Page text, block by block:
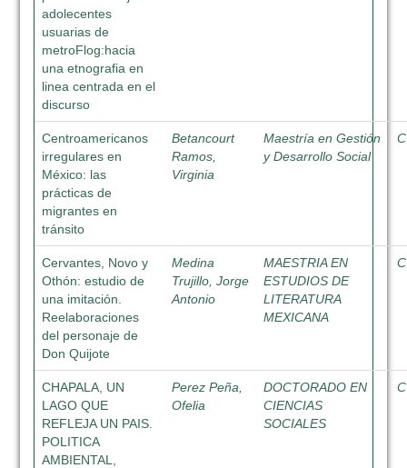
adolecentes
usuarias de
metroFlog:hacia
una etnografia en
linea centrada en el
discurso
Centroamericanos
irregulares en
México: las
prácticas de
migrantes en
tránsito
Betancourt
Ramos,
Virginia
Maestría en Gestión
y Desarrollo Social
Cervantes, Novo y
Othón: estudio de
una imitación.
Reelaboraciones
del personaje de
Don Quijote
Medina
Trujillo, Jorge
Antonio
MAESTRIA EN
ESTUDIOS DE
LITERATURA
MEXICANA
CHAPALA, UN
LAGO QUE
REFLEJA UN PAIS.
POLITICA
AMBIENTAL,
Perez Peña,
Ofelia
DOCTORADO EN
CIENCIAS
SOCIALES